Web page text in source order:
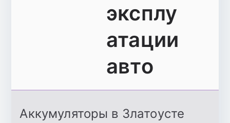
эксплу
атации
авто
Аккумуляторы в Златоусте